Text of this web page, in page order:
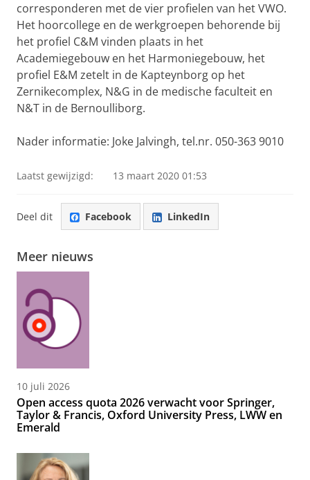
corresponderen met de vier profielen van het VWO.
Het hoorcollege en de werkgroepen behorende bij
het profiel C&M vinden plaats in het
Academiegebouw en het Harmoniegebouw, het
profiel E&M zetelt in de Kapteynborg op het
Zernikecomplex, N&G in de medische faculteit en
N&T in de Bernoulliborg.
Nader informatie: Joke Jalvingh, tel.nr. 050-363 9010
Laatst gewijzigd: 13 maart 2020 01:53
Deel dit Facebook LinkedIn
Meer nieuws
10 juli 2026
Open access quota 2026 verwacht voor Springer,
Taylor & Francis, Oxford University Press, LWW en
Emerald